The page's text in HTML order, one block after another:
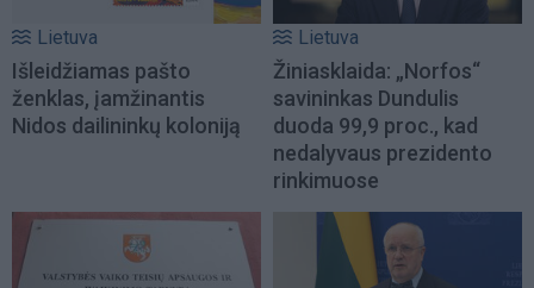
Lietuva
Išleidžiamas pašto
ženklas, įamžinantis
Nidos dailininkų koloniją
Lietuva
Žiniasklaida: „Norfos“
savininkas Dundulis
duoda 99,9 proc., kad
nedalyvaus prezidento
rinkimuose